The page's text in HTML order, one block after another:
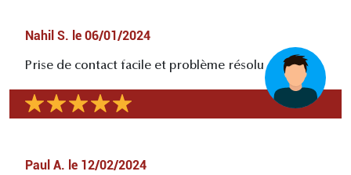
Nahil S. le 06/01/2024
Prise de contact facile et problème résolu
Paul A. le 12/02/2024